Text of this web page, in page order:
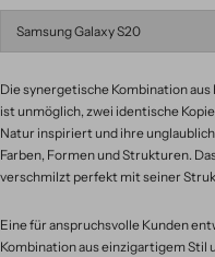
Die synergetische Kombination
ist unmöglich, zwei identische
Natur inspiriert und ihre
Farben, Formen und Strukturen.
verschmilzt perfekt mit seiner
Eine für anspruchsvolle Kunden
Kombination aus einzigartigem Stil